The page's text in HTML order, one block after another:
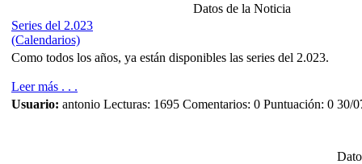
Datos de la Noticia
Series del 2.023
(Calendarios)
Como todos los años, ya están disponibles las series del 2.023.
Leer más . . .
Usuario: antonio Lecturas: 1695 Comentarios: 0 Puntuación: 0 30/